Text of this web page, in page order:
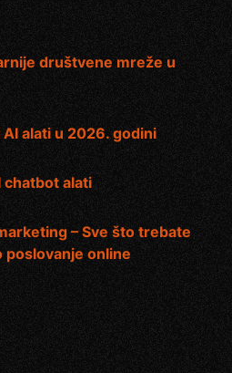
društvene mreže u
alati u 2026. godini
chatbot alati
– Sve što trebate
poslovanje online